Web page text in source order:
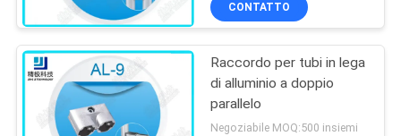
CONTATTO
Raccordo per tubi in lega
di alluminio a doppio
parallelo
Negoziabile MOQ:500 insiemi